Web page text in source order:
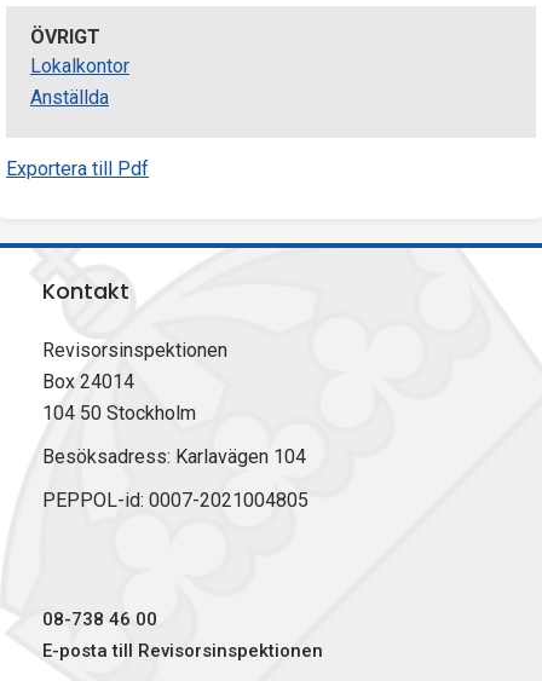
ÖVRIGT
Lokalkontor
Anställda
Exportera till Pdf
Kontakt
Revisorsinspektionen
Box 24014
104 50 Stockholm
Besöksadress: Karlavägen 104
PEPPOL-id: 0007-2021004805
08-738 46 00
E-posta till Revisorsinspektionen